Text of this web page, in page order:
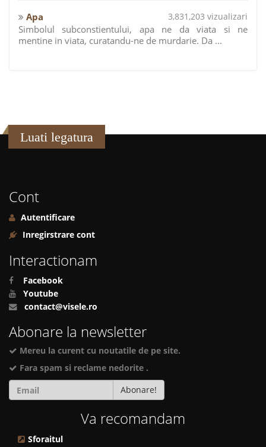
Apa 3,831,203 vizualizari
Simbolul subconstientului, apa ne da viata si ne
mentine in viata, curatandu-ne de murdarie. Da ...
Luati legatura
Cont
Autentificare
Inregirstrare cont
Interactionam
Facebook
Youtube
contact@visele.ro
Abonare la newsletter
Mereu la curent cu noutatile de pe site.
Fara spam si reclame nedorite .
Abonare!
Va recomandam
Sforaitul